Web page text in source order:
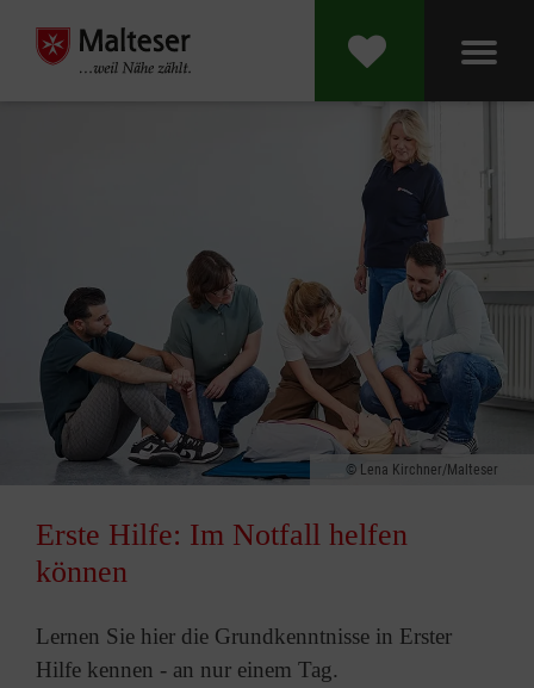
Lena Kirchner/Malteser
Erste Hilfe: Im Notfall helfen
können
Lernen Sie hier die Grundkenntnisse in Erster
Hilfe kennen - an nur einem Tag.